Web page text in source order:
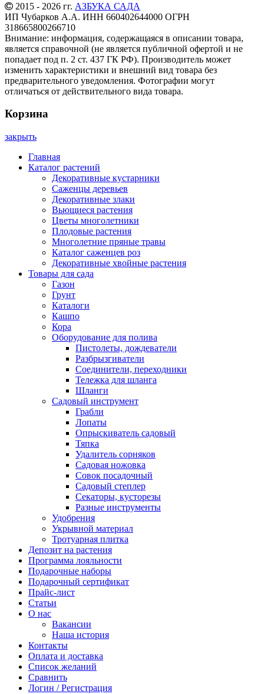
2015 - 2026 гг. АЗБУКА САДА
ИП Чубарков А.А. ИНН 660402644000 ОГРН
318665800266710
Внимание: информация, содержащаяся в описании товара,
является справочной (не является публичной офертой и не
попадает под п. 2 ст. 437 ГК РФ). Производитель может
изменить характеристики и внешний вид товара без
предварительного уведомления. Фотографии могут
отличаться от действительного вида товара.
Корзина
закрыть
Главная
Каталог растений
Декоративные кустарники
Саженцы деревьев
Декоративные злаки
Вьющиеся растения
Цветы многолетники
Плодовые растения
Многолетние пряные травы
Каталог саженцев роз
Декоративные хвойные растения
Товары для сада
Газон
Грунт
Каталоги
Кашпо
Кора
Оборудование для полива
Пистолеты, дождеватели
Разбрызгиватели
Соединители, переходники
Тележка для шланга
Шланги
Садовый инструмент
Грабли
Лопаты
Опрыскиватель садовый
Тяпка
Удалитель сорняков
Садовая ножовка
Совок посадочный
Садовый степлер
Секаторы, кусторезы
Разные инструменты
Удобрения
Укрывной материал
Тротуарная плитка
Депозит на растения
Программа лояльности
Подарочные наборы
Подарочный сертификат
Прайс-лист
Статьи
О нас
Вакансии
Наша история
Контакты
Оплата и доставка
Список желаний
Сравнить
Логин / Регистрация